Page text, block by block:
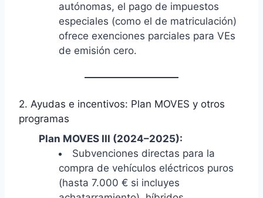
autónomas, el pago de impuestos
especiales (como el de matriculación)
ofrece exenciones parciales para VEs
de emisión cero.
2. Ayudas e incentivos: Plan MOVES y otros
programas
Plan MOVES III (2024–2025):
Subvenciones directas para la
compra de vehículos eléctricos puros
(hasta 7.000 € si incluyes